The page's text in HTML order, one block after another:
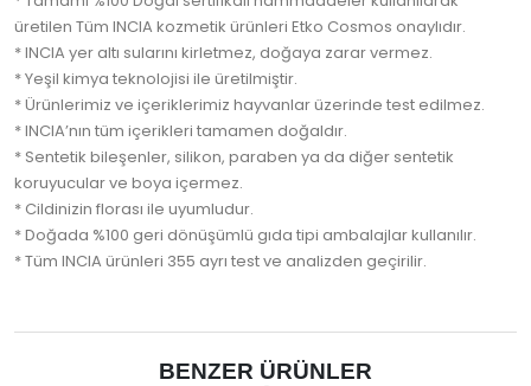
üretilen Tüm INCIA kozmetik ürünleri Etko Cosmos onaylıdır.
* INCIA yer altı sularını kirletmez, doğaya zarar vermez.
* Yeşil kimya teknolojisi ile üretilmiştir.
* Ürünlerimiz ve içeriklerimiz hayvanlar üzerinde test edilmez.
* INCIA’nın tüm içerikleri tamamen doğaldır.
* Sentetik bileşenler, silikon, paraben ya da diğer sentetik
koruyucular ve boya içermez.
* Cildinizin florası ile uyumludur.
* Doğada %100 geri dönüşümlü gıda tipi ambalajlar kullanılır.
* Tüm INCIA ürünleri 355 ayrı test ve analizden geçirilir.
BENZER ÜRÜNLER